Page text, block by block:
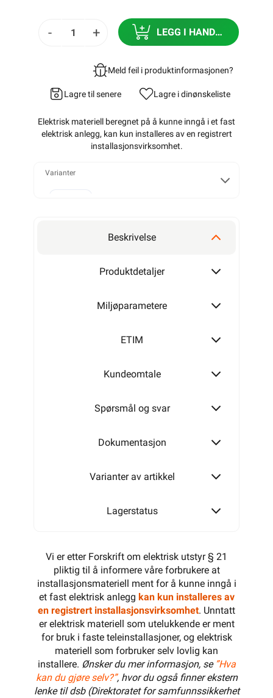
- + LEGG I HANDLEKURV
Meld feil i produktinformasjonen?
Lagre til senere Lagre i dinønskeliste
Elektrisk materiell beregnet på å kunne inngå i et fast
elektrisk anlegg, kan kun installeres av en registrert
installasjonsvirksomhet.
Varianter
200W
400W
800W
900W
Beskrivelse
Produktdetaljer
Miljøparametere
ETIM
Kundeomtale
Spørsmål og svar
Dokumentasjon
Varianter av artikkel
Lagerstatus
Vi er etter Forskrift om elektrisk utstyr § 21
pliktig til å informere våre forbrukere at
installasjonsmateriell ment for å kunne inngå i
et fast elektrisk anlegg kan kun installeres av
en registrert installasjonsvirksomhet. Unntatt
er elektrisk materiell som utelukkende er ment
for bruk i faste teleinstallasjoner, og elektrisk
materiell som forbruker selv lovlig kan
installere. Ønsker du mer informasjon, se ”Hva
kan du gjøre selv?”, hvor du også finner ekstern
lenke til dsb (Direktoratet for samfunnssikkerhet